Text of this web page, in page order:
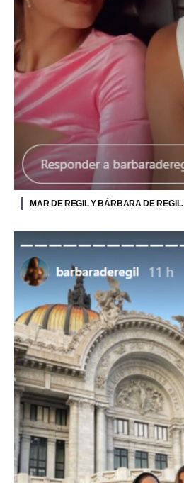
MAR DE REGIL Y BÁRBARA DE REGIL.